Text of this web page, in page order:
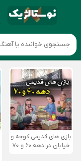
بازی های قدیمی کوچه و
خیابان در دهه ۶۰ و ۷۰